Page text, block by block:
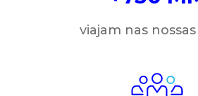
viajam nas